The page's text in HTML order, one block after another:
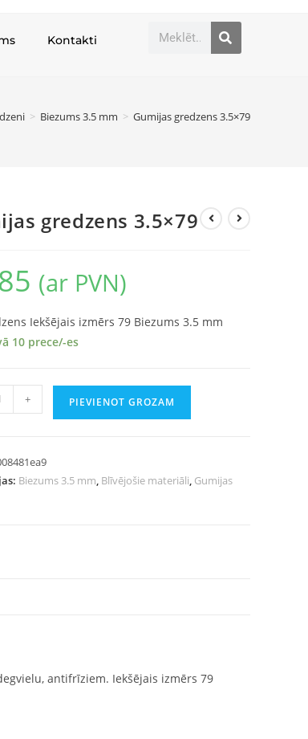
Kontakti
> Biezums 3.5 mm > Gumijas gredzens 3.5×79
gredzens 3.5×79
(ar PVN)
Iekšējais izmērs 79 Biezums 3.5 mm
10 prece/-es
+ PIEVIENOT GROZAM
Biezums 3.5 mm, Blīvējošie materiāli, Gumijas
antifrīziem. Iekšējais izmērs 79